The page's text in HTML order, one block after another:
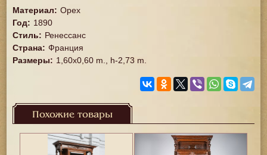
Материал: Орех
Год: 1890
Стиль: Ренессанс
Страна: Франция
Размеры: 1,60x0,60 m., h-2,73 m.
Похожие товары